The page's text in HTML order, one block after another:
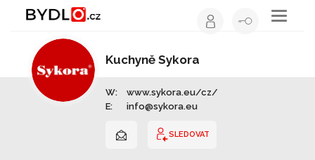
Toggle
Kuchyně Sykora
W:
www.sykora.eu/cz/
E:
info@sykora.eu
SLEDOVAT